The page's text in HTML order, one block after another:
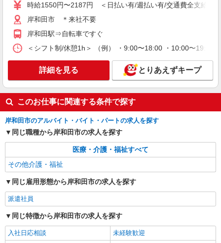
時給1550円〜2187円 ＜日払い有/週払い有/交通費全支給(ガ
岸和田市 ＊来社不要
岸和田駅⇒自転車ですぐ
＜シフト制/休憩1h＞ （例） ・9:00〜18:00 ・10:00〜19:00
詳細を見る とりあえずキープ
このお仕事に関連する条件で探す
岸和田市のアルバイト・バイト・パートの求人を探す
同じ職種から岸和田市の求人を探す
医療・介護・福祉すべて
その他介護・福祉
同じ雇用形態から岸和田市の求人を探す
派遣社員
同じ特徴から岸和田市の求人を探す
入社日応相談
未経験歓迎